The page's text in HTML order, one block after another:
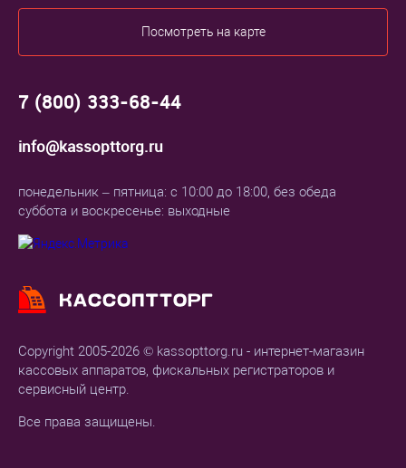
Copyright 2005-2026 © kassopttorg.ru - интернет-магазин
кассовых аппаратов, фискальных регистраторов и
сервисный центр.
Все права защищены.
Посмотреть на карте
7 (800) 333-68-44
info@kassopttorg.ru
понедельник – пятница: с 10:00 до 18:00, без обеда
суббота и воскресенье: выходные